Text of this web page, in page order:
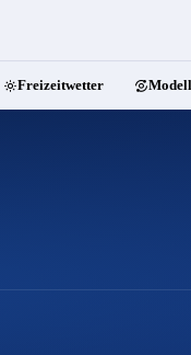
Freizeitwetter